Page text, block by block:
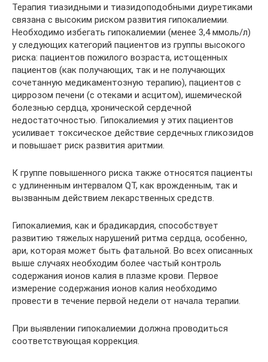
Терапия тиазидными и тиазидоподобными диуретиками
связана с высоким риском развития гипокалиемии.
Необходимо избегать гипокалиемии (менее 3,4 ммоль/л)
у следующих категорий пациентов из группы высокого
риска: пациентов пожилого возраста, истощенных
пациентов (как получающих, так и не получающих
сочетанную медикаментозную терапию), пациентов с
циррозом печени (с отеками и асцитом), ишемической
болезнью сердца, хронической сердечной
недостаточностью. Гипокалиемия у этих пациентов
усиливает токсическое действие сердечных гликозидов
и повышает риск развития аритмии.
К группе повышенного риска также относятся пациенты
с удлиненным интервалом QT, как врожденным, так и
вызванным действием лекарственных средств.
Гипокалиемия, как и брадикардия, способствует
развитию тяжелых нарушений ритма сердца, особенно,
ари, которая может быть фатальной. Во всех описанных
выше случаях необходим более частый контроль
содержания ионов калия в плазме крови. Первое
измерение содержания ионов калия необходимо
провести в течение первой недели от начала терапии.
При выявлении гипокалиемии должна проводиться
соответствующая коррекция.